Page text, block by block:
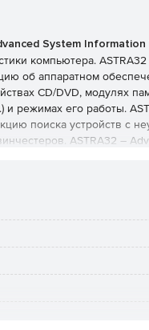
System Information
компьютера.
об аппаратном
CD/DVD, модулях
и режимах его работы.
поиска устройств с
ASTRA32 –
Advanced System
C&T, IIT, ULSI,
(slot, socket) и типа